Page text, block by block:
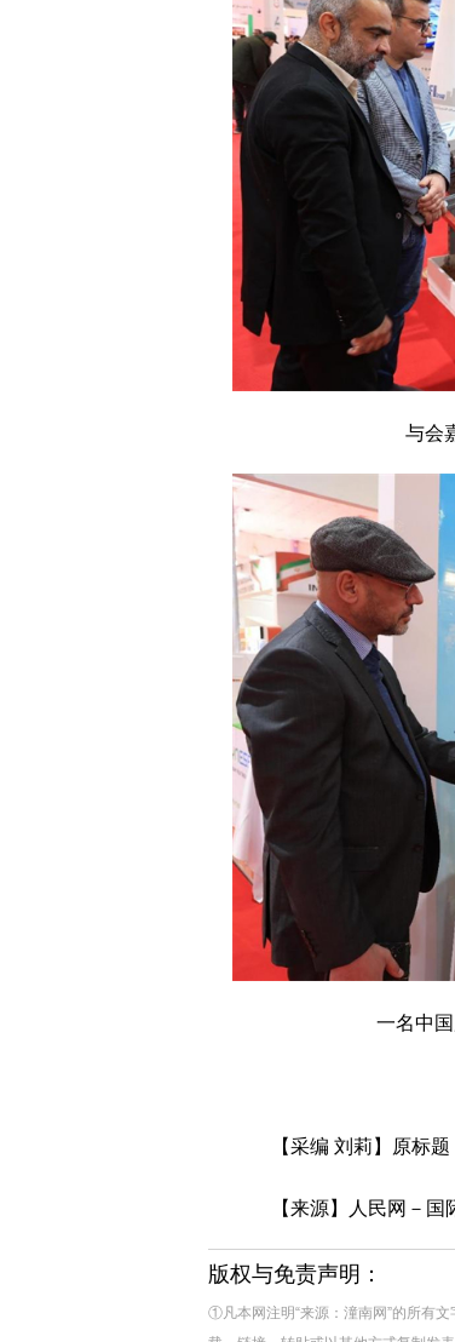
与会
一名中
【采编 刘莉】原标
【来源】人民网－国
版权与免责声明：
①凡本网注明“来源：潼南网”的所有